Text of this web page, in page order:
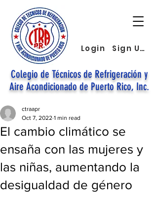
Colegio de Técnicos de Refrigeración y
Aire Acondicionado de Puerto Rico, Inc.
Login Sign Up
El cambio climático se
ensaña con las mujeres y
las niñas, aumentando la
desigualdad de género
ctraapr
Oct 7, 2022 1 min read